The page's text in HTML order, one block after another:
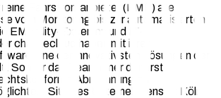
reine Fahrstromanbieter (EMP) alle
vom Monitoring bis zur automatisierten
EMobility-Experten und IT-
chargecloud haben mit ihrer
eine der innovativsten Lösungen der
So war das Team einer der ersten
Abrechnung an
Sitz des Unternehmens ist Köln.